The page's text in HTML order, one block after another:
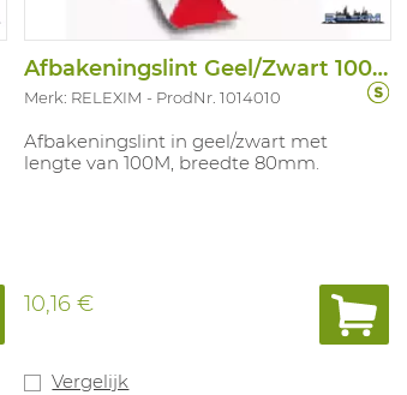
Afbakeningslint Geel/Zwart 100M
Merk: RELEXIM ProdNr. 1014010
Afbakeningslint in geel/zwart met
lengte van 100M, breedte 80mm.
10,16 €
Vergelijk